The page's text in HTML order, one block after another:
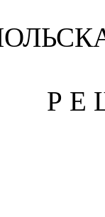
Р Е